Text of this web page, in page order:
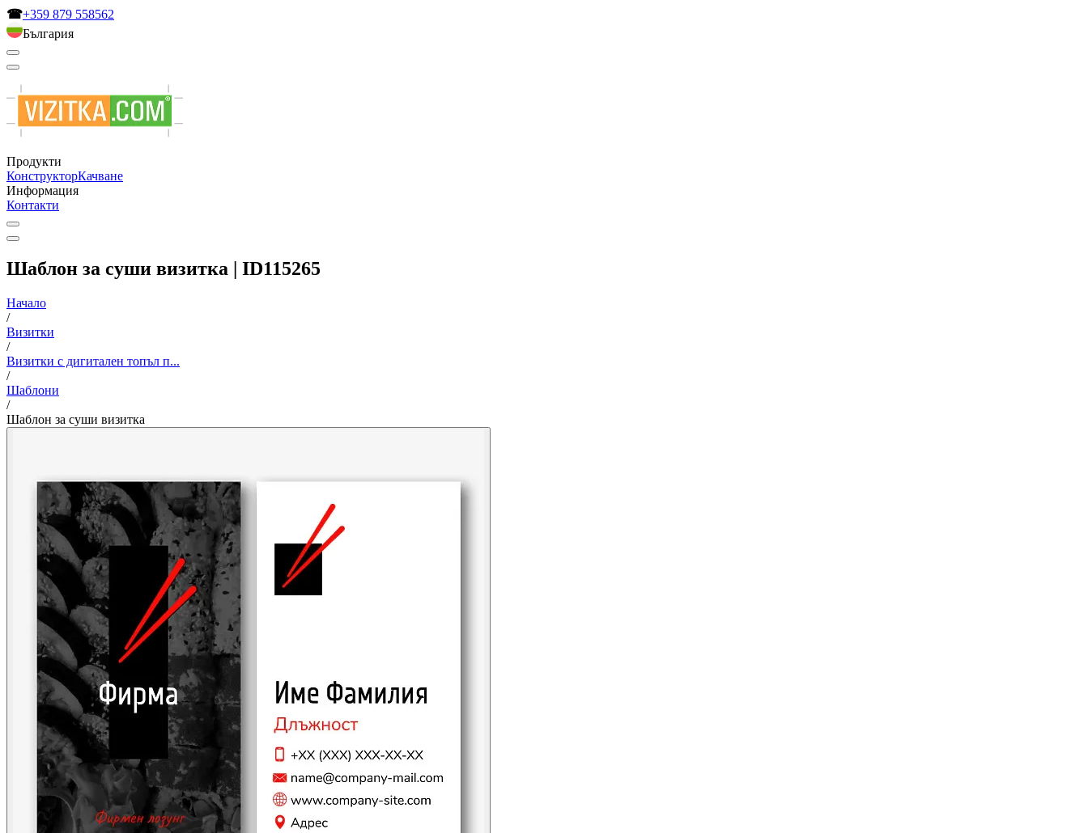
☎+359 879 558562
България
Продукти
КонструкторКачване
Информация
Контакти
Шаблон за суши визитка | ID115265
Начало
/
Визитки
/
Визитки с дигитален топъл п...
/
Шаблони
/
Шаблон за суши визитка